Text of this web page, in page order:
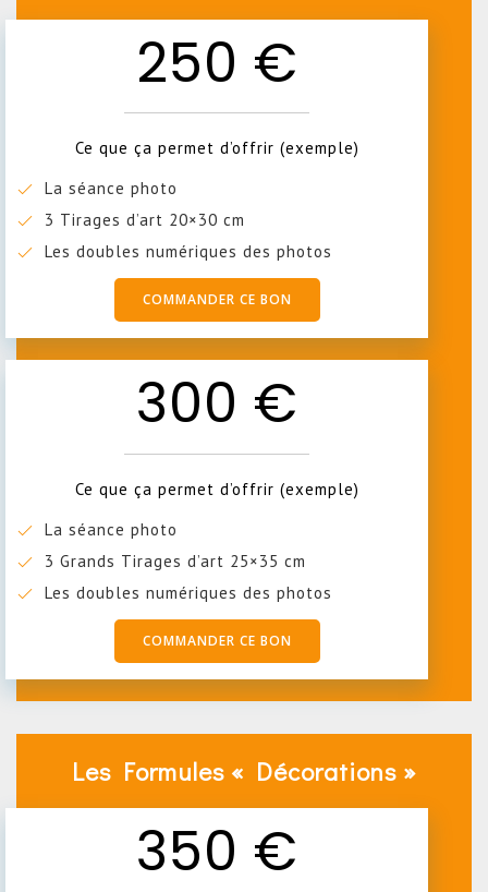
250 €
Ce que ça permet d’offrir (exemple)
La séance photo
3 Tirages d’art 20×30 cm
Les doubles numériques des photos
COMMANDER CE BON
300 €
Ce que ça permet d’offrir (exemple)
La séance photo
3 Grands Tirages d’art 25×35 cm
Les doubles numériques des photos
COMMANDER CE BON
Les Formules « Décorations »
350 €